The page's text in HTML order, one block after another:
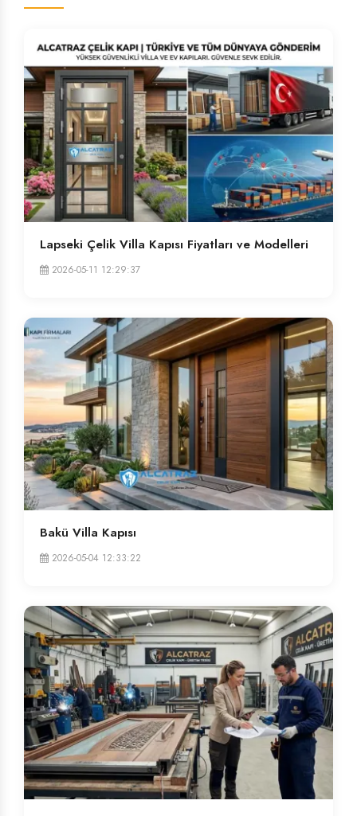
Lapseki Çelik Villa Kapısı Fiyatları ve Modelleri
2026-05-11 12:29:37
Bakü Villa Kapısı
2026-05-04 12:33:22